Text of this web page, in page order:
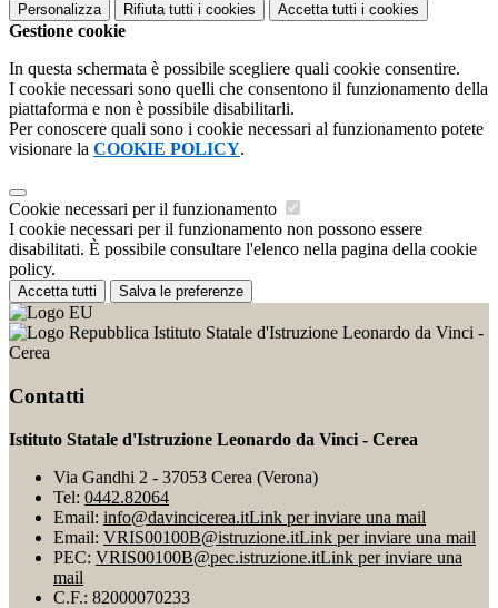
Personalizza Rifiuta tutti i cookies Accetta tutti i cookies
Gestione cookie
In questa schermata è possibile scegliere quali cookie consentire.
I cookie necessari sono quelli che consentono il funzionamento della
piattaforma e non è possibile disabilitarli.
Per conoscere quali sono i cookie necessari al funzionamento potete
visionare la COOKIE POLICY.
Cookie necessari per il funzionamento
I cookie necessari per il funzionamento non possono essere
disabilitati. È possibile consultare l'elenco nella pagina della cookie
policy.
Accetta tutti Salva le preferenze
Istituto Statale d'Istruzione Leonardo da Vinci -
Cerea
Contatti
Istituto Statale d'Istruzione Leonardo da Vinci - Cerea
Via Gandhi 2 - 37053 Cerea (Verona)
Tel: 0442.82064
Email: info@davincicerea.itLink per inviare una mail
Email: VRIS00100B@istruzione.itLink per inviare una mail
PEC: VRIS00100B@pec.istruzione.itLink per inviare una
mail
C.F.: 82000070233